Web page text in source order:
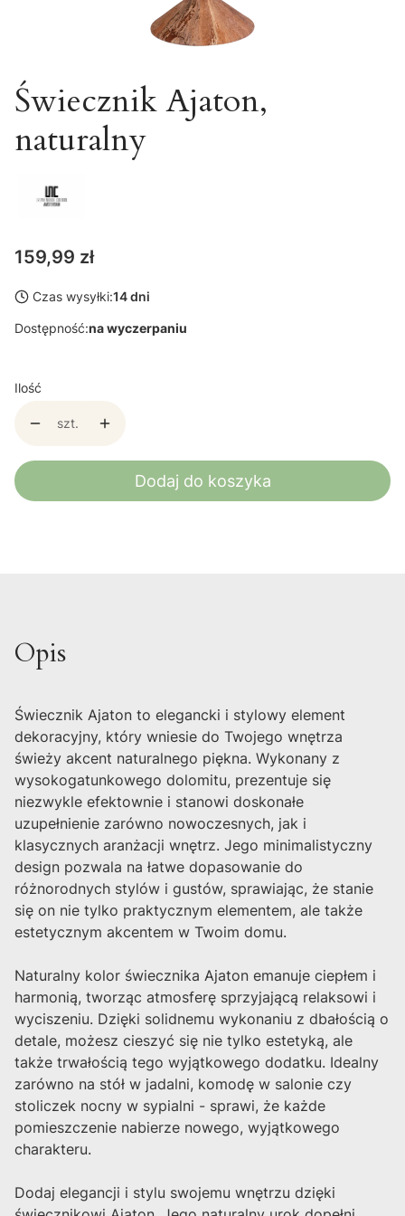
Świecznik Ajaton,
naturalny
Cena
159,99 zł
Czas wysyłki:14 dni
Dostępność:na wyczerpaniu
Ilość
szt.
Dodaj do koszyka
Opis
Świecznik Ajaton to elegancki i stylowy element
dekoracyjny, który wniesie do Twojego wnętrza
świeży akcent naturalnego piękna. Wykonany z
wysokogatunkowego dolomitu, prezentuje się
niezwykle efektownie i stanowi doskonałe
uzupełnienie zarówno nowoczesnych, jak i
klasycznych aranżacji wnętrz. Jego minimalistyczny
design pozwala na łatwe dopasowanie do
różnorodnych stylów i gustów, sprawiając, że stanie
się on nie tylko praktycznym elementem, ale także
estetycznym akcentem w Twoim domu.
Naturalny kolor świecznika Ajaton emanuje ciepłem i
harmonią, tworząc atmosferę sprzyjającą relaksowi i
wyciszeniu. Dzięki solidnemu wykonaniu z dbałością o
detale, możesz cieszyć się nie tylko estetyką, ale
także trwałością tego wyjątkowego dodatku. Idealny
zarówno na stół w jadalni, komodę w salonie czy
stoliczek nocny w sypialni - sprawi, że każde
pomieszczenie nabierze nowego, wyjątkowego
charakteru.
Dodaj elegancji i stylu swojemu wnętrzu dzięki